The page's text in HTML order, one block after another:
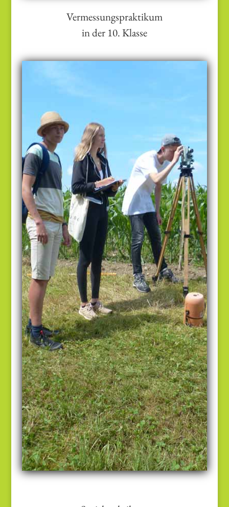
Vermessungspraktikum
in der 10. Klasse
Das Erlernen von
Vermessungstechniken sowie – in
Teamarbeit - die Umsetzung von
Mathematik in praktische
Anwendungsfelder festigt
mathematische Kenntnisse und soziale
Kompetenzen.
Vermessungspraktikum